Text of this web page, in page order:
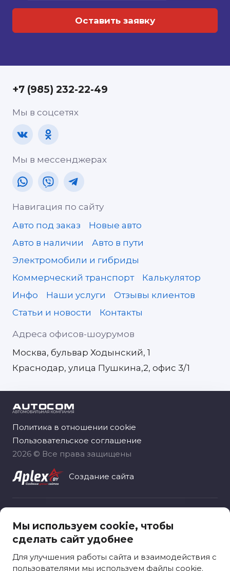
Адреса офисов-шоурумов
Москва, бульвар Ходынский, 1
Краснодар, улица Пушкина,2, офис 3/1
+7 (985) 232-22-49
Мы в соцсетях
Мы в мессенджерах
Навигация по сайту
Авто под заказ
Новые авто
Авто в наличии
Авто в пути
Электромобили и гибриды
Коммерческий транспорт
Калькулятор
Инфо
Наши услуги
Отзывы клиентов
Статьи и новости
Контакты
Политика в отношении cookie
Пользовательское соглашение
2026 © Все права защищены
Создание сайта
«Автоком рус», зарегистрировано 06.11.2020
Москва, вн.тер.г. муниципальный округ
Ярославский, ул. Лосевская, д. 18
Мы используем cookie, чтобы
сделать сайт удобнее
Для улучшения работы сайта и взаимодействия с
пользователями мы используем файлы cookie.